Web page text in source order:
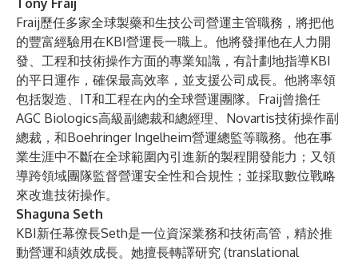
Tony Fraij
Fraij歷任多家全球製藥和生技公司營運主管職務，將把他
的豐富經驗用在KBI營運長一職上。他將發揮他在人力開
發、工程和技術操作方面的專業知識，有計劃地指導KBI
的平日運作，確保最高效率，並支援公司成長。他將率領
包括製造、IT和工程在內的全球營運團隊。Fraij曾擔任
AGC Biologics高級副總裁和總經理、Novartis技術操作副
總裁，和Boehringer Ingelheim營運總監等職務。他在事
業生涯中不斷在全球範圍內引進新的製程開發能力；又領
導跨領域團隊監督營運安全性和合規性；並採取數位戰略
來改進技術操作。
Shaguna Seth
KBI新任幕僚長Seth是一位資深業務和技術高管，精於推
動營運和績效成長。她擅長轉譯研究 (translational